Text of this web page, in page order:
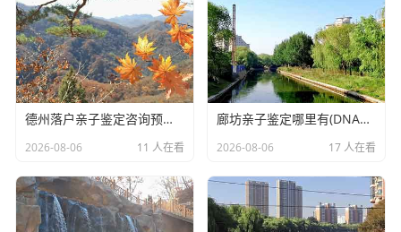
德州落户亲子鉴定咨询预约(户籍DNA亲子鉴定准确吗)
2026-08-06 11 人在看
廊坊亲子鉴定哪里有(DNA亲子鉴定有哪几家医院)
2026-08-06 17 人在看